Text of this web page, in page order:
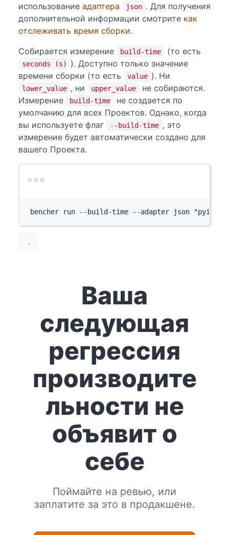
использование адаптера json . Для получения
дополнительной информации смотрите как
отслеживать время сборки.
Собирается измерение
build-time (то есть
seconds (s)
). Доступно только значение
времени сборки (то есть
value ). Ни
lower_value , ни upper_value
не собираются.
Измерение
build-time
не создается по
умолчанию для всех Проектов. Однако, когда
вы используете флаг
--build-time , это
измерение будет автоматически создано для
вашего Проекта.
bencher run --build-time --adapter json
Ваша
следующая
регрессия
производите
льности не
объявит о
себе
Поймайте на ревью, или
заплатите за это в продакшене.